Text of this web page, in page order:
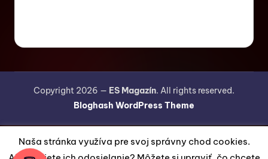
Copyright 2026 — ES Magazín. All rights reserved.
Bloghash WordPress Theme
Naša stránka využíva pre svoj správny chod cookies.